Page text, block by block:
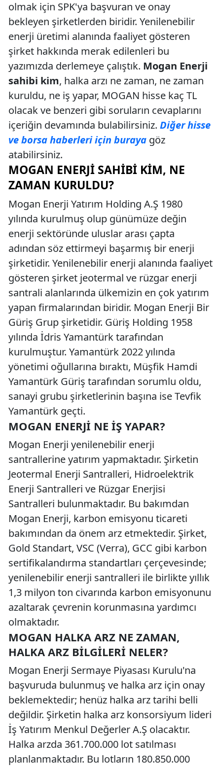
olmak için SPK'ya başvuran ve onay
bekleyen şirketlerden biridir. Yenilenebilir
enerji üretimi alanında faaliyet gösteren
şirket hakkında merak edilenleri bu
yazımızda derlemeye çalıştık. Mogan Enerji
sahibi kim, halka arzı ne zaman, ne zaman
kuruldu, ne iş yapar, MOGAN hisse kaç TL
olacak ve benzeri gibi soruların cevaplarını
içeriğin devamında bulabilirsiniz. Diğer hisse
ve borsa haberleri için buraya göz
atabilirsiniz.
MOGAN ENERJI SAHIBI KIM, NE
ZAMAN KURULDU?
Mogan Enerji Yatırım Holding A.Ş 1980
yılında kurulmuş olup günümüze değin
enerji sektöründe uluslar arası çapta
adından söz ettirmeyi başarmış bir enerji
şirketidir. Yenilenebilir enerji alanında faaliyet
gösteren şirket jeotermal ve rüzgar enerji
santrali alanlarında ülkemizin en çok yatırım
yapan firmalarından biridir. Mogan Enerji Bir
Güriş Grup şirketidir. Güriş Holding 1958
yılında İdris Yamantürk tarafından
kurulmuştur. Yamantürk 2022 yılında
yönetimi oğullarına bıraktı, Müşfik Hamdi
Yamantürk Güriş tarafından sorumlu oldu,
sanayi grubu şirketlerinin başına ise Tevfik
Yamantürk geçti.
MOGAN ENERJI NE İŞ YAPAR?
Mogan Enerji yenilenebilir enerji
santrallerine yatırım yapmaktadır. Şirketin
Jeotermal Enerji Santralleri, Hidroelektrik
Enerji Santralleri ve Rüzgar Enerjisi
Santralleri bulunmaktadır. Bu bakımdan
Mogan Enerji, karbon emisyonu ticareti
bakımından da önem arz etmektedir. Şirket,
Gold Standart, VSC (Verra), GCC gibi karbon
sertifikalandırma standartları çerçevesinde;
yenilenebilir enerji santralleri ile birlikte yıllık
1,3 milyon ton civarında karbon emisyonunu
azaltarak çevrenin korunmasına yardımcı
olmaktadır.
MOGAN HALKA ARZ NE ZAMAN,
HALKA ARZ BILGILERI NELER?
Mogan Enerji Sermaye Piyasası Kurulu'na
başvuruda bulunmuş ve halka arz için onay
beklemektedir; henüz halka arz tarihi belli
değildir. Şirketin halka arz konsorsiyum lideri
İş Yatırım Menkul Değerler A.Ş olacaktır.
Halka arzda 361.700.000 lot satılması
planlanmaktadır. Bu lotların 180.850.000